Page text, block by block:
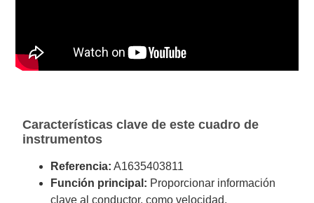
Características clave de este cuadro de
instrumentos
Referencia: A1635403811
Función principal: Proporcionar información
clave al conductor, como velocidad,